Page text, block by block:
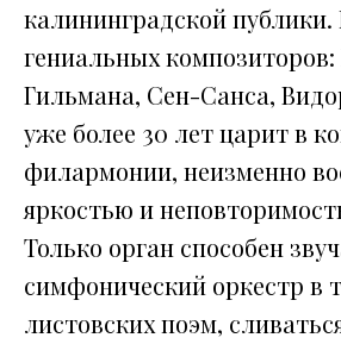
калининградской
гениальных композиторов:
Гильмана, Сен-Санса,
уже более 30 лет царит в
филармонии, неизменно
яркостью и
Только орган способен
симфонический оркестр в
листовских поэм,